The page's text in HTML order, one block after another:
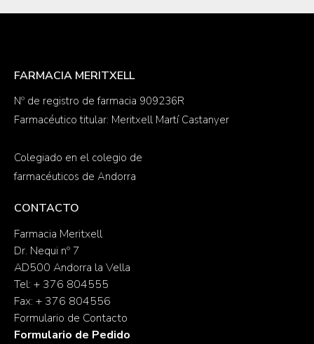
FARMACIA MERITXELL
Nº de registro de farmacia 909236R
Farmacéutico titular: Meritxell Martí Castanyer
Colegiado en el colegio de
farmacéuticos de Andorra
CONTACTO
Farmacia Meritxell
Dr. Nequi nº 7
AD500 Andorra la Vella
Tel: + 376 804555
Fax: + 376 804556
Formulario de Contacto
Formulario de Pedido